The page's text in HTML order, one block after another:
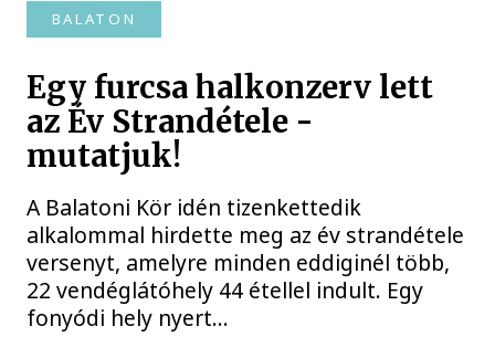
BALATON
Egy furcsa halkonzerv lett
az Év Strandétele -
mutatjuk!
A Balatoni Kör idén tizenkettedik
alkalommal hirdette meg az év strandétele
versenyt, amelyre minden eddiginél több,
22 vendéglátóhely 44 étellel indult. Egy
fonyódi hely nyert...